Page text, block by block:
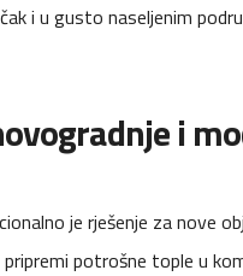
i u gusto naseljenim
i
je rješenje za nove
potrošne tople u